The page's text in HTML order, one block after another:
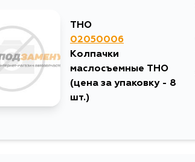
THO
02050006
Колпачки
маслосъемные THO
(цена за упаковку - 8
шт.)